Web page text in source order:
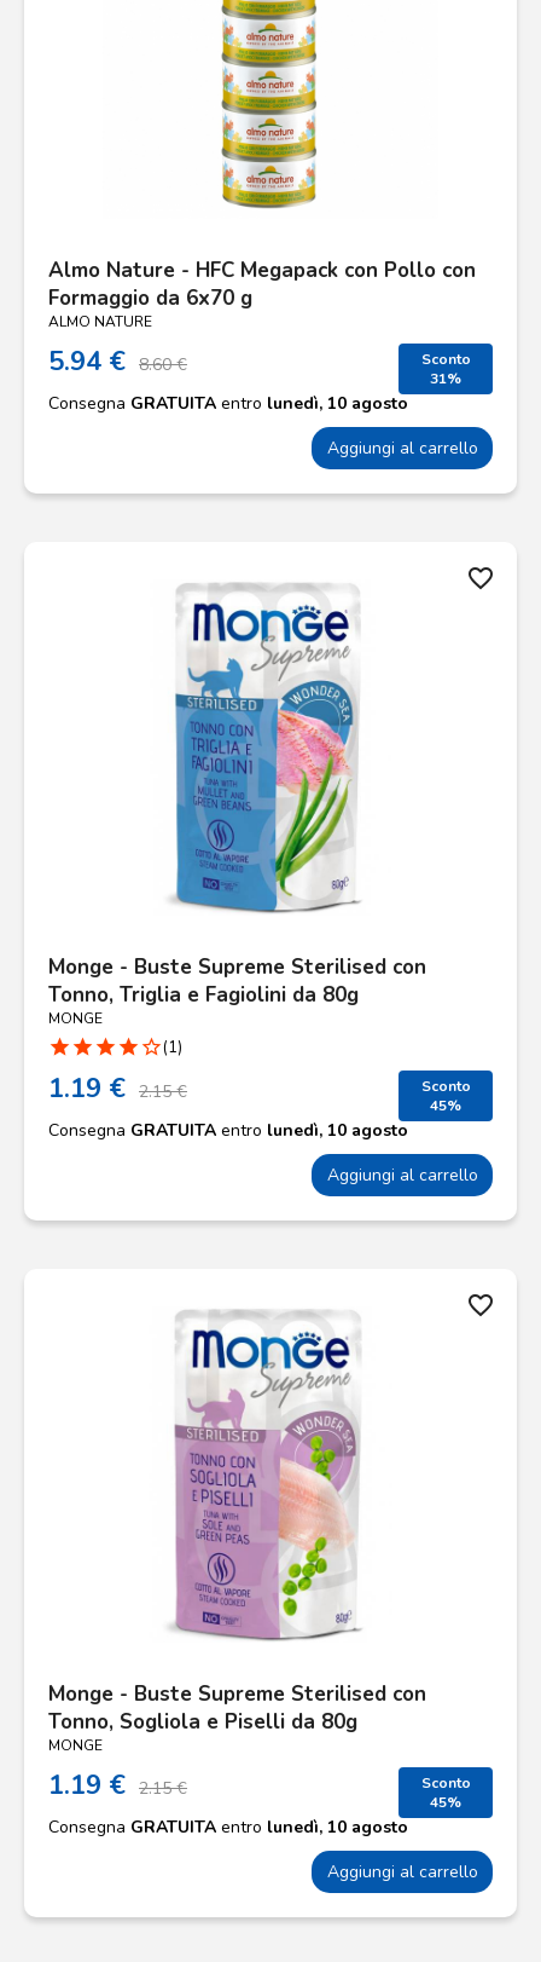
Almo Nature - HFC Megapack con Pollo con
Formaggio da 6x70 g
ALMO NATURE
5.94 € 8.60 €
Sconto
31%
Consegna GRATUITA entro lunedì, 10 agosto
Aggiungi al carrello
favorite_border
Monge - Buste Supreme Sterilised con
Tonno, Triglia e Fagiolini da 80g
MONGE
star star star star star_border(1)
1.19 € 2.15 €
Sconto
45%
Consegna GRATUITA entro lunedì, 10 agosto
Aggiungi al carrello
favorite_border
Monge - Buste Supreme Sterilised con
Tonno, Sogliola e Piselli da 80g
MONGE
1.19 € 2.15 €
Sconto
45%
Consegna GRATUITA entro lunedì, 10 agosto
Aggiungi al carrello